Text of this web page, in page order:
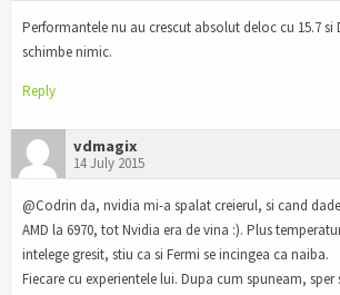
Performantele nu au crescut absolut deloc cu 15.7 si
schimbe nimic.
Reply
vdmagix
14 July 2015
@Codrin da, nvidia mi-a spalat creierul, si cand
AMD la 6970, tot Nvidia era de vina :). Plus
intelege gresit, stiu ca si Fermi se incingea ca naiba.
Fiecare cu experientele lui. Dupa cum spuneam,